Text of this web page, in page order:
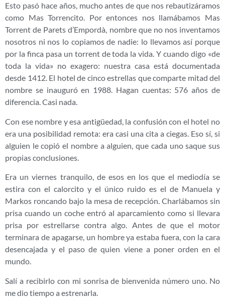
Esto pasó hace años, mucho antes de que nos rebautizáramos
como Mas Torrencito. Por entonces nos llamábamos Mas
Torrent de Parets d’Empordà, nombre que no nos inventamos
nosotros ni nos lo copiamos de nadie: lo llevamos así porque
por la finca pasa un torrent de toda la vida. Y cuando digo «de
toda la vida» no exagero: nuestra casa está documentada
desde 1412. El hotel de cinco estrellas que comparte mitad del
nombre se inauguró en 1988. Hagan cuentas: 576 años de
diferencia. Casi nada.
Con ese nombre y esa antigüedad, la confusión con el hotel no
era una posibilidad remota: era casi una cita a ciegas. Eso sí, si
alguien le copió el nombre a alguien, que cada uno saque sus
propias conclusiones.
Era un viernes tranquilo, de esos en los que el mediodía se
estira con el calorcito y el único ruido es el de Manuela y
Markos roncando bajo la mesa de recepción. Charlábamos sin
prisa cuando un coche entró al aparcamiento como si llevara
prisa por estrellarse contra algo. Antes de que el motor
terminara de apagarse, un hombre ya estaba fuera, con la cara
desencajada y el paso de quien viene a poner orden en el
mundo.
Salí a recibirlo con mi sonrisa de bienvenida número uno. No
me dio tiempo a estrenarla.